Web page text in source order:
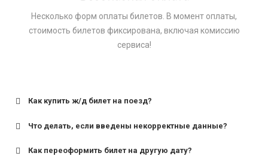
Несколько форм оплаты билетов. В момент оплаты,
стоимость билетов фиксирована, включая комиссию
сервиса!
Как купить ж/д билет на поезд?
Что делать, если введены некорректные данные?
Как переоформить билет на другую дату?